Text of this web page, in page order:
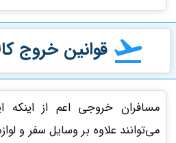
قوانین خروج
مسافران خروجی اعم از اینکه
می‌توانند علاوه بر وسایل سفر و